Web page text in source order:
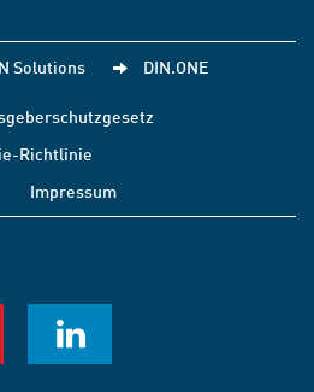
Solutions DIN.ONE
Richtlinie
Impressum